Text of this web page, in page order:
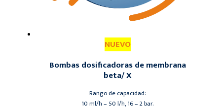
NUEVO
Bombas dosificadoras de membrana
beta/ X
Rango de capacidad:
10 ml/h – 50 l/h, 16 – 2 bar.